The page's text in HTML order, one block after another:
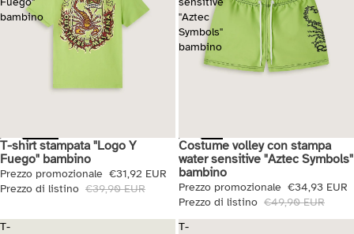
bambino
Saldi
T-shirt stampata "Logo Y
Fuego" bambino
Prezzo promozionale €31,92 EUR
Prezzo di listino €39,90 EUR
"Aztec
Symbols"
bambino
Saldi
Costume volley con stampa
water sensitive "Aztec Symbols"
bambino
Prezzo promozionale €34,93 EUR
Prezzo di listino €49,90 EUR
T-
T-